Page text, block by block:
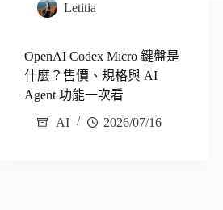
Letitia
OpenAI Codex Micro 鍵盤是
什麼？售價、規格與 AI
Agent 功能一次看
AI
2026/07/16